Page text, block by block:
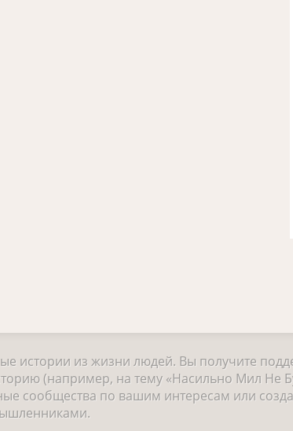
истории из жизни людей. Вы получите
(например, на тему «Насильно Мил Не
сообщества по вашим интересам или